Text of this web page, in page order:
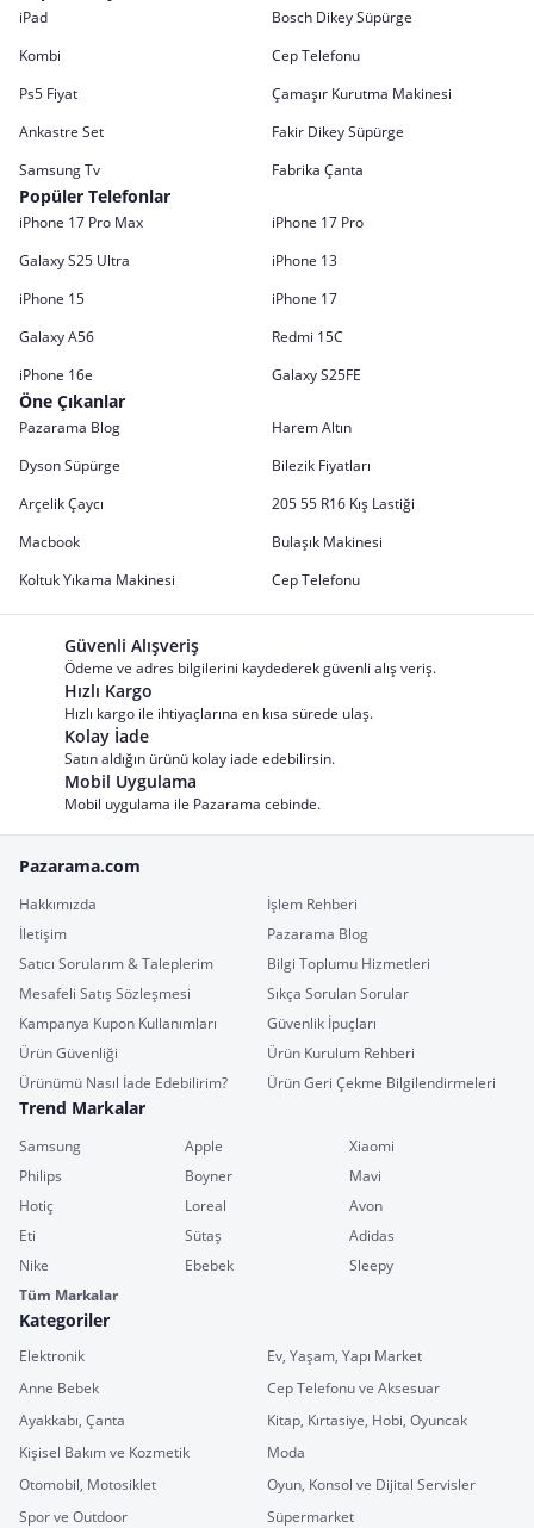
iPad
Bosch Dikey Süpürge
Kombi
Cep Telefonu
Ps5 Fiyat
Çamaşır Kurutma Makinesi
Ankastre Set
Fakir Dikey Süpürge
Samsung Tv
Fabrika Çanta
Popüler Telefonlar
iPhone 17 Pro Max
iPhone 17 Pro
Galaxy S25 Ultra
iPhone 13
iPhone 15
iPhone 17
Galaxy A56
Redmi 15C
iPhone 16e
Galaxy S25FE
Öne Çıkanlar
Pazarama Blog
Harem Altın
Dyson Süpürge
Bilezik Fiyatları
Arçelik Çaycı
205 55 R16 Kış Lastiği
Macbook
Bulaşık Makinesi
Koltuk Yıkama Makinesi
Cep Telefonu
Güvenli Alışveriş
Ödeme ve adres bilgilerini kaydederek güvenli alış veriş.
Hızlı Kargo
Hızlı kargo ile ihtiyaçlarına en kısa sürede ulaş.
Kolay İade
Satın aldığın ürünü kolay iade edebilirsin.
Mobil Uygulama
Mobil uygulama ile Pazarama cebinde.
Pazarama.com
Hakkımızda
İşlem Rehberi
İletişim
Pazarama Blog
Satıcı Sorularım & Taleplerim
Bilgi Toplumu Hizmetleri
Mesafeli Satış Sözleşmesi
Sıkça Sorulan Sorular
Kampanya Kupon Kullanımları
Güvenlik İpuçları
Ürün Güvenliği
Ürün Kurulum Rehberi
Ürünümü Nasıl İade Edebilirim?
Ürün Geri Çekme Bilgilendirmeleri
Trend Markalar
Samsung Apple
Xiaomi
Philips
Boyner
Mavi
Hotiç
Loreal
Avon
Eti
Sütaş
Adidas
Nike
Ebebek
Sleepy
Tüm Markalar
Kategoriler
Elektronik
Ev, Yaşam, Yapı Market
Anne Bebek
Cep Telefonu ve Aksesuar
Ayakkabı, Çanta
Kitap, Kırtasiye, Hobi, Oyuncak
Kişisel Bakım ve Kozmetik
Moda
Otomobil, Motosiklet
Oyun, Konsol ve Dijital Servisler
Spor ve Outdoor
Süpermarket